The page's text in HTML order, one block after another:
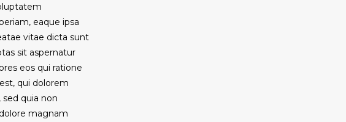
eaque ipsa
vitae dicta sunt
sit aspernatur
eos qui ratione
qui dolorem
quia non
magnam